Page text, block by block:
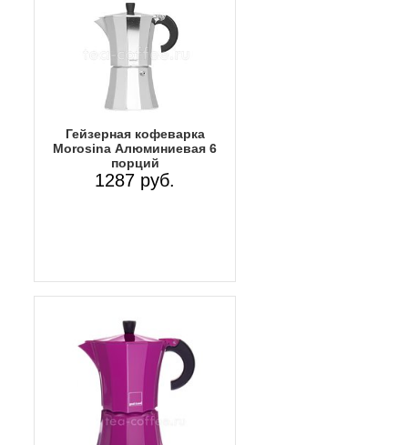
Гейзерная кофеварка
Morosina Алюминиевая 6
порций
1287 руб.